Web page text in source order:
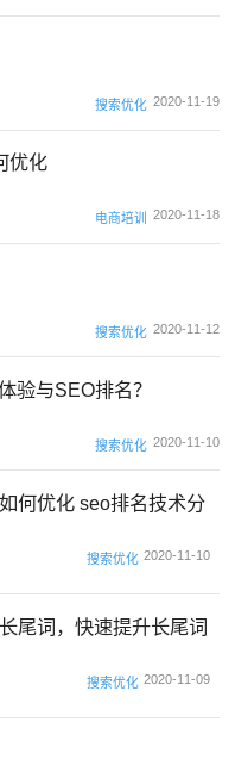
搜索优化 2020-11-19
优化
电商培训 2020-11-18
搜索优化 2020-11-12
验与SEO排名？
搜索优化 2020-11-10
何优化 seo排名技术分
搜索优化 2020-11-10
尾词，快速提升长尾词
搜索优化 2020-11-09